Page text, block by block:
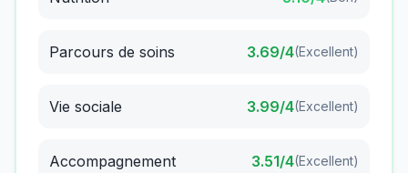
Parcours de soins 3.69/4(Excellent)
Vie sociale 3.99/4(Excellent)
Accompagnement 3.51/4(Excellent)